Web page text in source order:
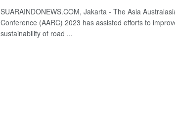
SUARAINDONEWS.COM, Jakarta - The Asia
Conference (AARC) 2023 has assisted efforts to
sustainability of road ...